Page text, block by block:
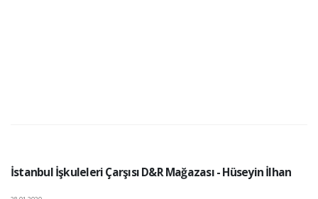
İstanbul İşkuleleri Çarşısı D&R Mağazası - Hüseyin İlhan